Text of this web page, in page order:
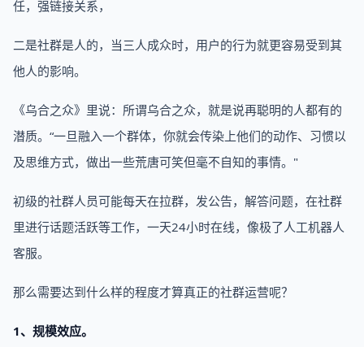
任，强链接关系，
二是社群是人的，当三人成众时，用户的行为就更容易受到其
他人的影响。
《乌合之众》里说：所谓乌合之众，就是说再聪明的人都有的
潜质。“一旦融入一个群体，你就会传染上他们的动作、习惯以
及思维方式，做出一些荒唐可笑但毫不自知的事情。"
初级的社群人员可能每天在拉群，发公告，解答问题，在社群
里进行话题活跃等工作，一天24小时在线，像极了人工机器人
客服。
那么需要达到什么样的程度才算真正的社群运营呢？
1、规模效应。